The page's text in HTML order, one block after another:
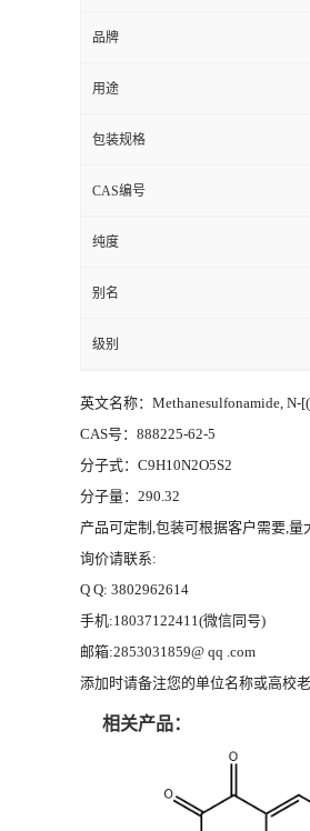
品牌
用途
包装规格
CAS编号
纯度
别名
级别
英文名称：Methanesulfonamide,
CAS号：888225-62-5
分子式：C9H10N2O5S2
分子量：290.32
产品可定制,包装可根据客户需要,量
询价请联系:
Q Q: 3802962614
手机:18037122411(微信同号)
邮箱:2853031859@ qq .com
添加时请备注您的单位名称或高校
相关产品：